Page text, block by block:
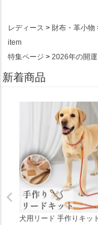
レディース 財布・革小物
item
特集ページ
2026年の開運
新着商品
犬用リード 手作りキッ